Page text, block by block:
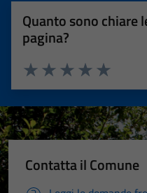
Quanto sono chiare
pagina?
Valuta 5
Valuta 4 stelle
Valuta 3 stelle su
Valuta 2 stelle su 5
Valuta 1 stelle su 5
Contatta il Comune